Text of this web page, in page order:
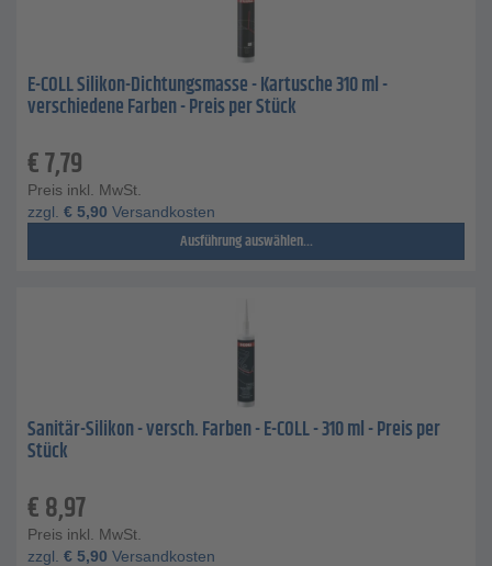
E-COLL Silikon-Dichtungsmasse - Kartusche 310 ml -
verschiedene Farben - Preis per Stück
€7,79
Preis inkl. MwSt.
zzgl. € 5,90 Versandkosten
Ausführung auswählen...
Sanitär-Silikon - versch. Farben - E-COLL - 310 ml - Preis per
Stück
€8,97
Preis inkl. MwSt.
zzgl. € 5,90 Versandkosten